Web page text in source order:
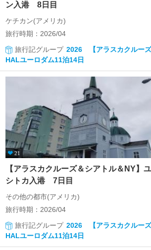
ン入港 8日目
ケチカン(アメリカ)
旅行時期：2026/04
旅行記グループ 2026 【アラスカクルーズ
HALユーロダム11泊14日
21
【アラスカクルーズ＆シアトル＆NY
シトカ入港 7日目
その他の都市(アメリカ)
旅行時期：2026/04
旅行記グループ 2026 【アラスカクルーズ
HALユーロダム11泊14日